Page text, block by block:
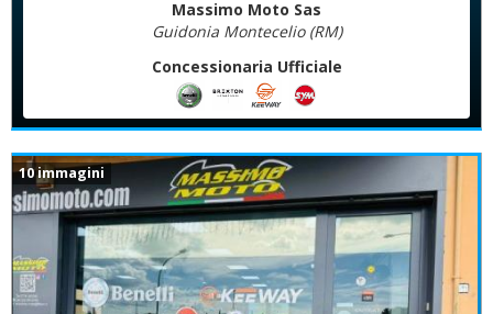
Massimo Moto Sas
Guidonia Montecelio (RM)
Concessionaria Ufficiale
10 immagini